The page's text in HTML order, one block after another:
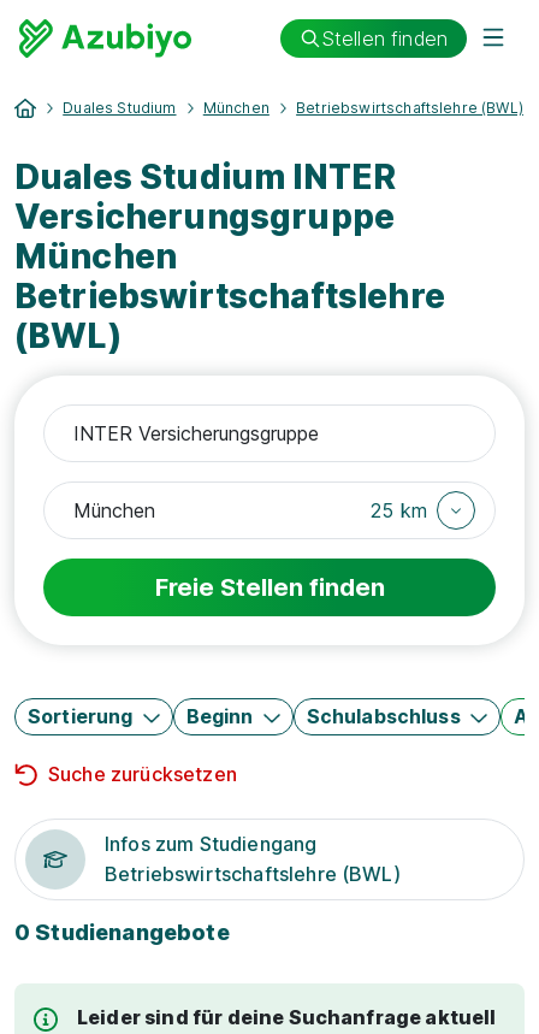
Stellen finden
Duales Studium München Betriebswirtschaftslehre (BWL)
Duales Studium INTER
Versicherungsgruppe
München
Betriebswirtschaftslehre
(BWL)
25 km
Freie Stellen finden
Sortierung Beginn Schulabschluss
Suche zurücksetzen
Infos zum Studiengang
Betriebswirtschaftslehre (BWL)
0 Studienangebote
Leider sind für deine Suchanfrage aktuell